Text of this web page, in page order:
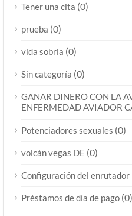
Tener una cita (0)
prueba (0)
vida sobria (0)
Sin categoría (0)
GANAR DINERO CON LA
ENFERMEDAD AVIADOR
Potenciadores sexuales (0)
volcán vegas DE (0)
Configuración del enrutador
Préstamos de día de pago (0)